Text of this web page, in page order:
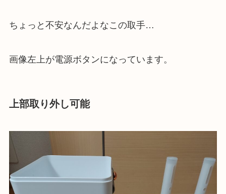
ちょっと不安なんだよなこの取手…
画像左上が電源ボタンになっています。
上部取り外し可能